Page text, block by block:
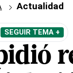
Actualidad
SEGUIR TEMA +